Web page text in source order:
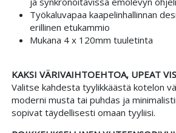
Työkaluvapaa kaapelinhallinnan
erillinen etukammio
Mukana 4 x 120mm tuuletinta
KAKSI VÄRIVAIHTOEHTOA, UPEAT
Valitse kahdesta tyylikkäästä kotelon
moderni musta tai puhdas ja
sopivat täydellisesti omaan tyyliisi.